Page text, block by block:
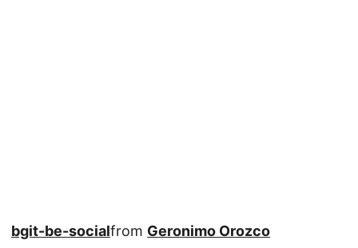
bgit-be-socialfrom Geronimo Orozco